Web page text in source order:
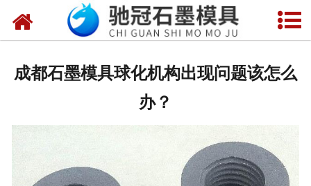
网站首页
新闻中心
视频中心
成都石墨模具球化机构出现问题该怎么
办？